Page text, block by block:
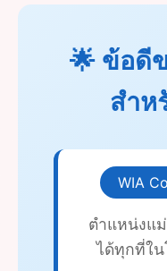
🌟 ข้อดี
สำห
WIA
ตำแหน่งแม่
ได้ทุกที่ใ